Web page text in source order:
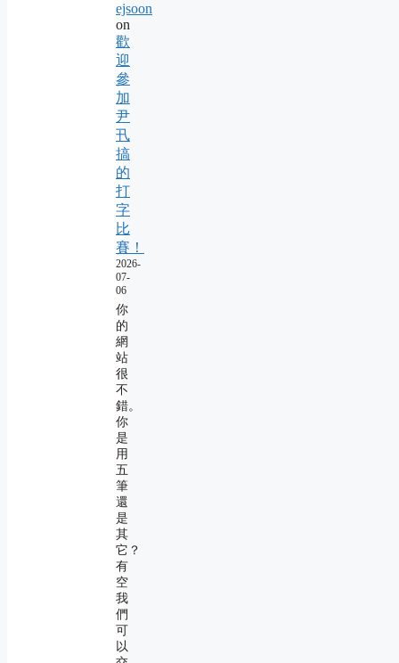
ejsoon
on
歡
迎
參
加
尹
卂
搞
的
打
字
比
賽！
2026-
07-
06
你
的
網
站
很
不
錯。
你
是
用
五
筆
還
是
其
它？
有
空
我
們
可
以